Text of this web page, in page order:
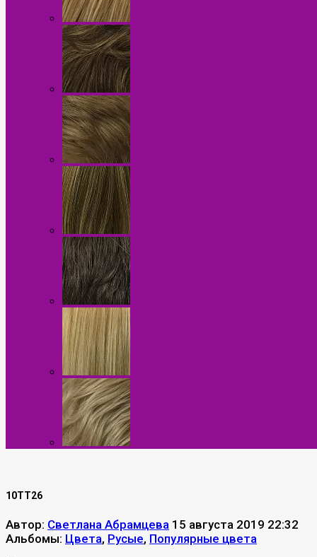
10TT26
Автор: Светлана Абрамцева 15 августа 2019 22:32
Альбомы: Цвета, Русые, Популярные цвета